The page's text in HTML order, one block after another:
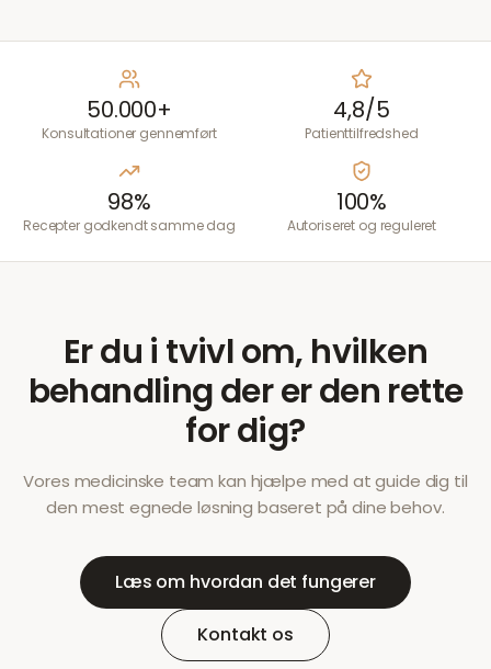
50.000+
Konsultationer gennemført
4,8/5
Patienttilfredshed
98%
Recepter godkendt samme dag
100%
Autoriseret og reguleret
Er du i tvivl om, hvilken
behandling der er den rette
for dig?
Vores medicinske team kan hjælpe med at guide dig til
den mest egnede løsning baseret på dine behov.
Læs om hvordan det fungerer
Kontakt os